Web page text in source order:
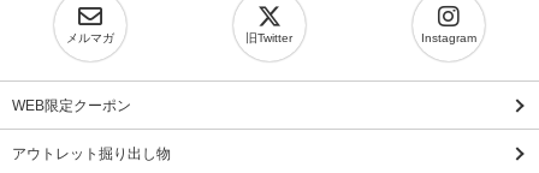
メルマガ 旧Twitter Instagram
WEB限定クーポン
アウトレット掘り出し物